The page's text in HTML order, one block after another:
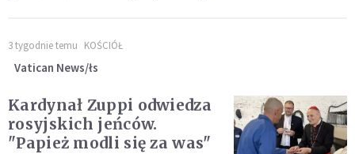
3 tygodnie temu KOŚCIÓŁ
Vatican News/łs
Kardynał Zuppi odwiedza
rosyjskich jeńców.
"Papież modli się za was"